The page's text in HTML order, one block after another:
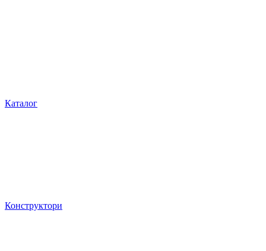
Каталог
Конструктори